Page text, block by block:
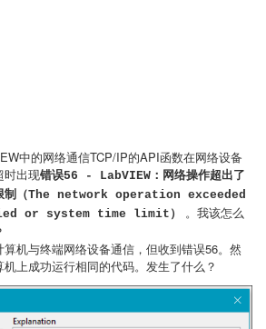
中的网络通信TCP/IP的API函数在网络设备
时出现错误56 - LabVIEW：网络操作超出了
限制（The network operation exceeded
or system time limit）
。我该怎么
机与终端网络设备通信，但收到错误56。然
上成功运行相同的代码。发生了什么？